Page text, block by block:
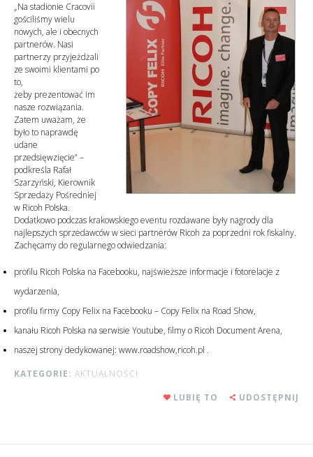
„Na stadionie Cracovii
gościliśmy wielu
nowych, ale i obecnych
partnerów. Nasi
partnerzy przyjeżdżali
ze swoimi klientami po
to,
żeby prezentować im
nasze rozwiązania.
Zatem uważam, że
było to naprawdę
udane
przedsięwzięcie” –
podkreśla Rafał
Szarzyński, Kierownik
Sprzedaży Pośredniej
w Ricoh Polska.
Dodatkowo podczas krakowskiego eventu rozdawane były nagrody dla
najlepszych sprzedawców w sieci partnerów Ricoh za poprzedni rok fiskalny.
Zachęcamy do regularnego odwiedzania:
profilu Ricoh Polska na Facebooku, najświeższe informacje i fotorelacje z
wydarzenia,
profilu firmy Copy Felix na Facebooku – Copy Felix na Road Show,
kanału Ricoh Polska na serwisie Youtube, filmy o Ricoh Document Arena,
naszej strony dedykowanej: www.roadshow,ricoh.pl .
KATEGORIE: AKTUALNOŚCI
LUBIĘ TO
UDOSTĘPNIJ